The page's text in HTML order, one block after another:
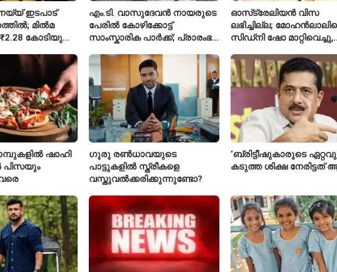
ഇടപാട്
മിൽമ
കോടിയുടെ
എം.ടി. വാസുദേവൻ നായരുടെ
പേരിൽ കോഴിക്കോട്ട്
സാംസ്കാരിക പാർക്ക്; പ്രാരംഭ
ഓസ്‌ട്രേലിയൻ വിസ
ലഭിച്ചില്ല;
സിഡ്‌നി ഷോ മാറ്റിവെച്ചു,
താരം
ഷാഹി
പിസയും
ഗുരു രൺധാവയുടെ
പാട്ടുകളിൽ സ്ത്രീകളെ
വസ്തുവൽക്കരിക്കുന്നുണ്ടോ?
‘ബ്രിട്ടീഷുകാരുടെ
കടുത്ത ശിക്ഷ നേരിട്ടത്